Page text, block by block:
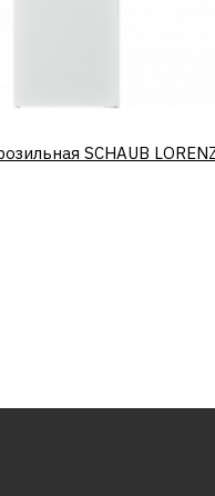
КУПИТЬSCHAUB